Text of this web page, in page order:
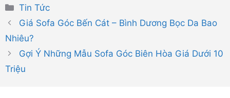
Danh
mục
Tin Tức
Giá Sofa Góc Bến Cát – Bình Dương Bọc Da Bao
Nhiêu?
Gợi Ý Những Mẫu Sofa Góc Biên Hòa Giá Dưới 10
Triệu